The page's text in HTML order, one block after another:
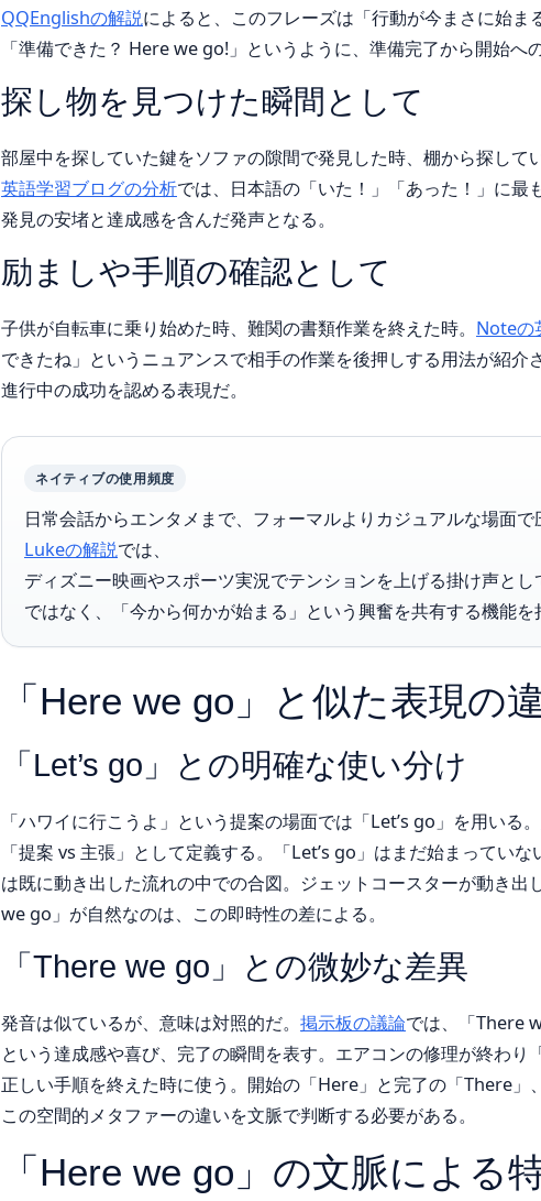
QQEnglishの解説によると、このフレーズは「行動が今まさに始ま
「準備できた？ Here we go!」というように、準備完了から開始へ
探し物を見つけた瞬間として
部屋中を探していた鍵をソファの隙間で発見した時、棚から探して
英語学習ブログの分析では、日本語の「いた！」「あった！」に最
発見の安堵と達成感を含んだ発声となる。
励ましや手順の確認として
子供が自転車に乗り始めた時、難関の書類作業を終えた時。 Noteの
できたね」というニュアンスで相手の作業を後押しする用法が紹介
進行中の成功を認める表現だ。
ネイティブの使用頻度
日常会話からエンタメまで、フォーマルよりカジュアルな場面で
Lukeの解説では、
ディズニー映画やスポーツ実況でテンションを上げる掛け声とし
ではなく、「今から何かが始まる」という興奮を共有する機能を
「Here we go」と似た表現の
「Let’s go」との明確な使い分け
「ハワイに行こうよ」という提案の場面では「Let’s go」を用いる。
「提案 vs 主張」として定義する。「Let’s go」はまだ始まってい
は既に動き出した流れの中での合図。ジェットコースターが動き
we go」が自然なのは、この即時性の差による。
「There we go」との微妙な差異
発音は似ているが、意味は対照的だ。 掲示板の議論では、「There
という達成感や喜び、完了の瞬間を表す。エアコンの修理が終わり
正しい手順を終えた時に使う。開始の「Here」と完了の「There」、
この空間的メタファーの違いを文脈で判断する必要がある。
「Here we go」の文脈による